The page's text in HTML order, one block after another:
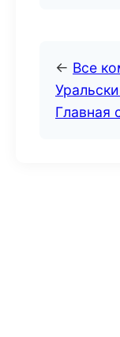
← Все
Главная